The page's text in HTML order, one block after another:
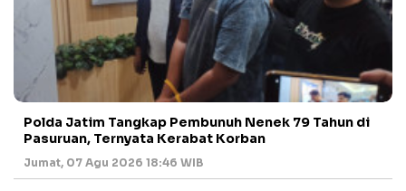
Polda Jatim Tangkap Pembunuh Nenek 79 Tahun di
Pasuruan, Ternyata Kerabat Korban
Jumat, 07 Agu 2026 18:46 WIB